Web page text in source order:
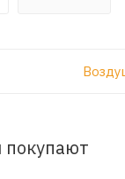
покупают